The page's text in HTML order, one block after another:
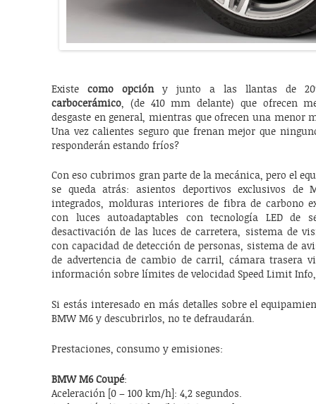
Existecomo opcióny junto a las llantas de
carbocerámico, (de 410 mm delante) que ofrecen
desgaste en general, mientras que ofrecen una menor
Una vez calientes seguro que frenan mejor que
responderán estando fríos?
Con eso cubrimos gran parte de la mecánica, pero el
se queda atrás: asientos deportivos exclusivos de
integrados, molduras interiores de fibra de carbono
con luces autoadaptables con tecnología LED de
desactivación de las luces de carretera, sistema de
con capacidad de detección de personas, sistema de
de advertencia de cambio de carril, cámara trasera
información sobre límites de velocidad Speed Limit
Si estás interesado en más detalles sobre el
BMW M6 y descubrirlos, no te defraudarán.
Prestaciones, consumo y emisiones:
BMW M6 Coupé:
Aceleración [0 – 100 km/h]: 4,2 segundos.